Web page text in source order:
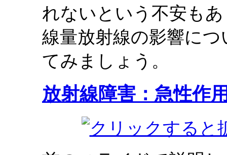
れないという不安も
線量放射線の影響に
てみましょう。
放射線障害：急性作